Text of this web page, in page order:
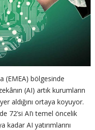
(EMEA) bölgesinde
(AI) artık kurumların
aldığını ortaya koyuyor.
72’si AI’ı temel öncelik
kadar AI yatırımlarını